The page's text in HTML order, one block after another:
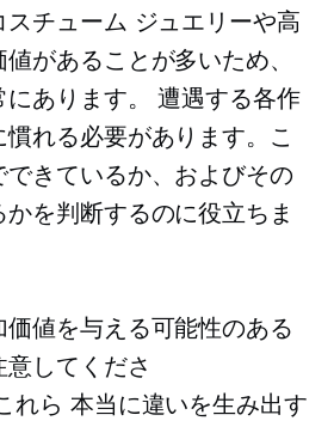
スチューム ジュエリーや高
があることが多いため、
あります。 遭遇する各作
れる必要があります。こ
きているか、およびその
を判断するのに役立ちま
価値を与える可能性のある
してくださ
れら 本当に違いを生み出す